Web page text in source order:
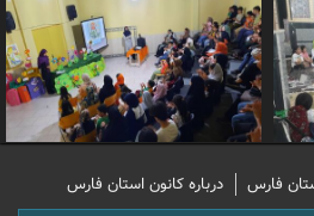
فارس درباره کانون استان فارس